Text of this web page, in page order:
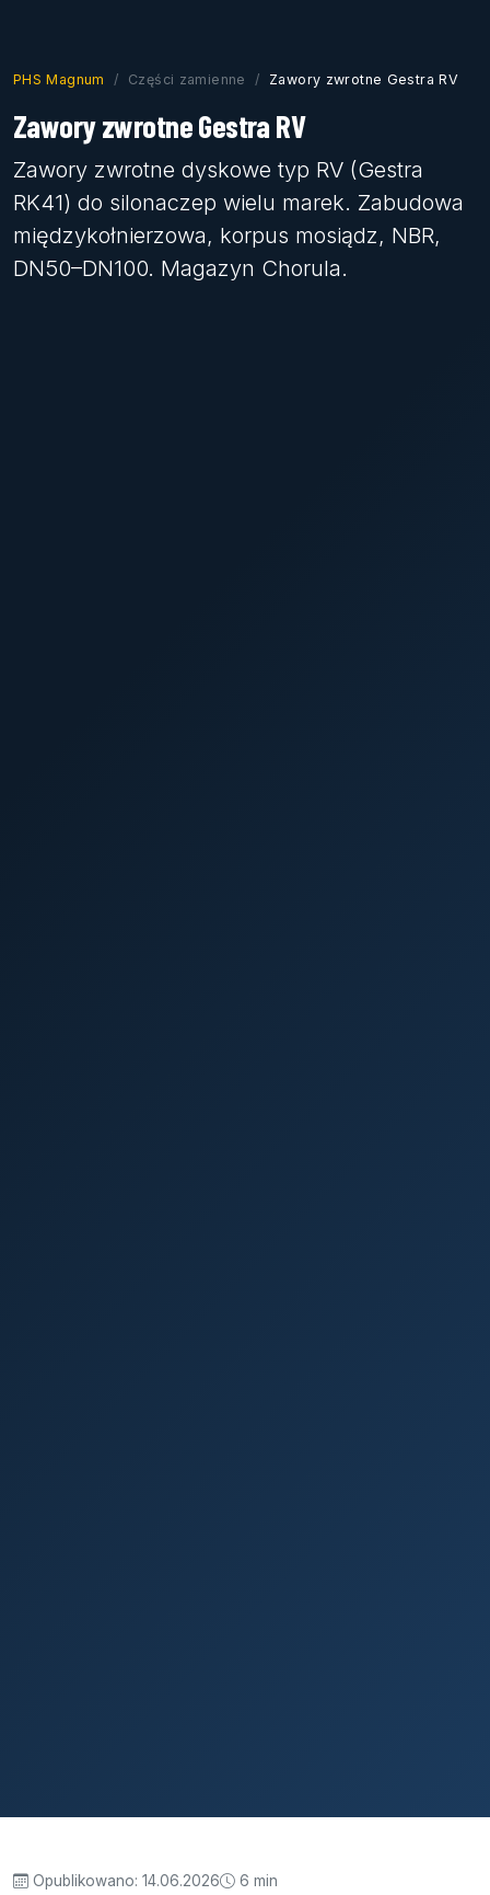
PHS Magnum Części zamienne Zawory zwrotne Gestra RV
Zawory zwrotne Gestra RV
Zawory zwrotne dyskowe typ RV (Gestra
RK41) do silonaczep wielu marek. Zabudowa
międzykołnierzowa, korpus mosiądz, NBR,
DN50–DN100. Magazyn Chorula.
Opublikowano: 14.06.2026 6 min